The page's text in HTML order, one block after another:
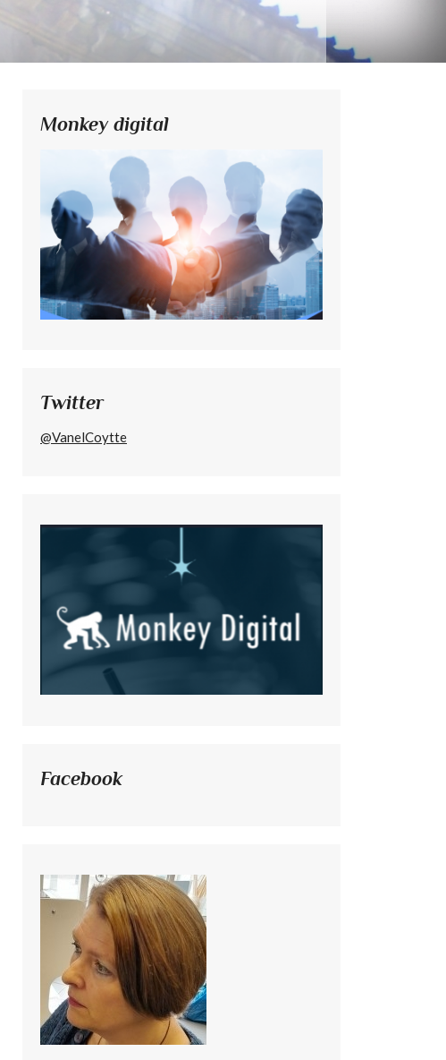
Monkey digital
Twitter
@VanelCoytte
Facebook